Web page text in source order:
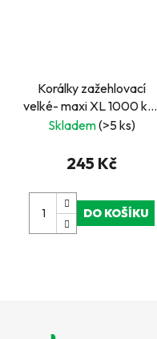
Korálky zažehlovací
velké- maxi XL 1000 ks -
zelené
Skladem(>5 ks)
245 Kč
DO KOŠÍKU